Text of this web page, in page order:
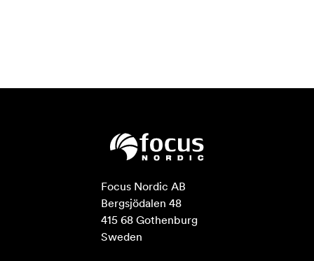
Focus Nordic AB
Bergsjödalen 48
415 68 Gothenburg
Sweden